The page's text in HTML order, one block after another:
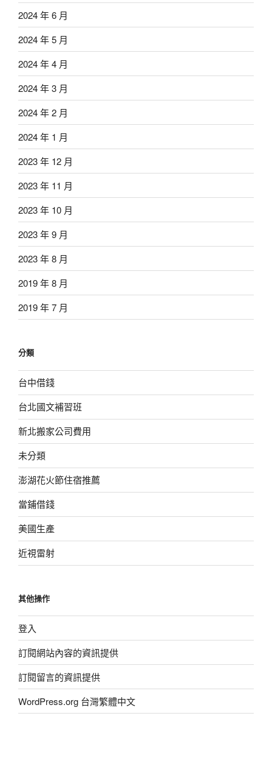
2024 年 6 月
2024 年 5 月
2024 年 4 月
2024 年 3 月
2024 年 2 月
2024 年 1 月
2023 年 12 月
2023 年 11 月
2023 年 10 月
2023 年 9 月
2023 年 8 月
2019 年 8 月
2019 年 7 月
分類
台中借錢
台北國文補習班
新北搬家公司費用
未分類
澎湖花火節住宿推薦
當鋪借錢
美國生產
近視雷射
其他操作
登入
訂閱網站內容的資訊提供
訂閱留言的資訊提供
WordPress.org 台灣繁體中文